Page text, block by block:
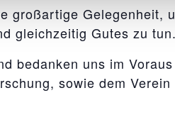
großartige Gelegenheit,
gleichzeitig Gutes zu tun.
bedanken uns im
sowie dem Verein